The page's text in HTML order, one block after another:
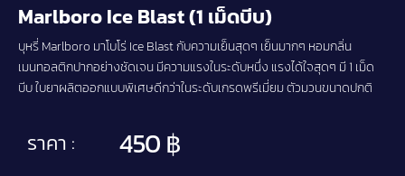
Marlboro Ice Blast (1 เม็ดบีบ)
บุหรี่ Marlboro มาโบโร่ Ice Blast กับความเย็นสุดๆ เย็นมากๆ หอมกลิ่น
เมนทอลติกปากอย่างชัดเจน มีความแรงในระดับหนึ่ง แรงได้ใจสุดๆ มี 1 เม็ด
บีบ ใบยาผลิตออกแบบพิเศษดีกว่าในระดับเกรดพรีเมี่ยม ตัวมวนขนาดปกติ
ราคา : 450฿